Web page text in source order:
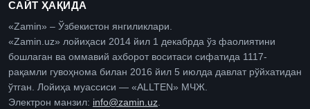
САЙТ ҲАҚИДА
«Zamin» – Ўзбекистон янгиликлари.
«Zamin.uz» лойиҳаси 2014 йил 1 декабрда ўз фаолиятини
бошлаган ва оммавий ахборот воситаси сифатида 1117-
рақамли гувоҳнома билан 2016 йил 5 июлда давлат рўйхатидан
ўтган. Лойиҳа муассиси — «ALLTEN» МЧЖ.
Электрон манзил: info@zamin.uz.